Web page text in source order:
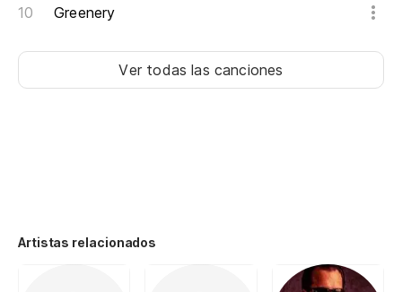
Greenery
Ver todas las canciones
Artistas relacionados